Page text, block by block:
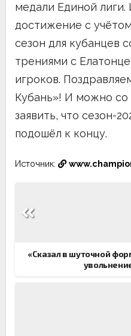
медали Единой лиги.
достижение с
сезон для кубанцев
трениями с
игроков.
Кубань»! И можно
заявить, что сезон-
подошёл к концу.
Источник:
по
«Сказал в шуточной